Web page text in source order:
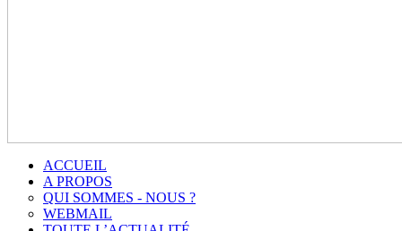
ACCUEIL
A PROPOS
QUI SOMMES - NOUS ?
WEBMAIL